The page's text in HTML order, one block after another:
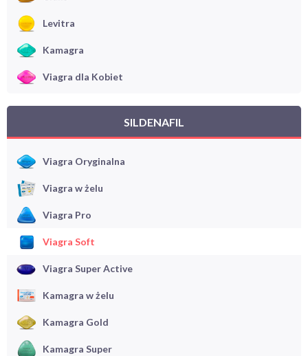
Levitra
Kamagra
Viagra dla Kobiet
SILDENAFIL
Viagra Oryginalna
Viagra w żelu
Viagra Pro
Viagra Soft
Viagra Super Active
Kamagra w żelu
Kamagra Gold
Kamagra Super